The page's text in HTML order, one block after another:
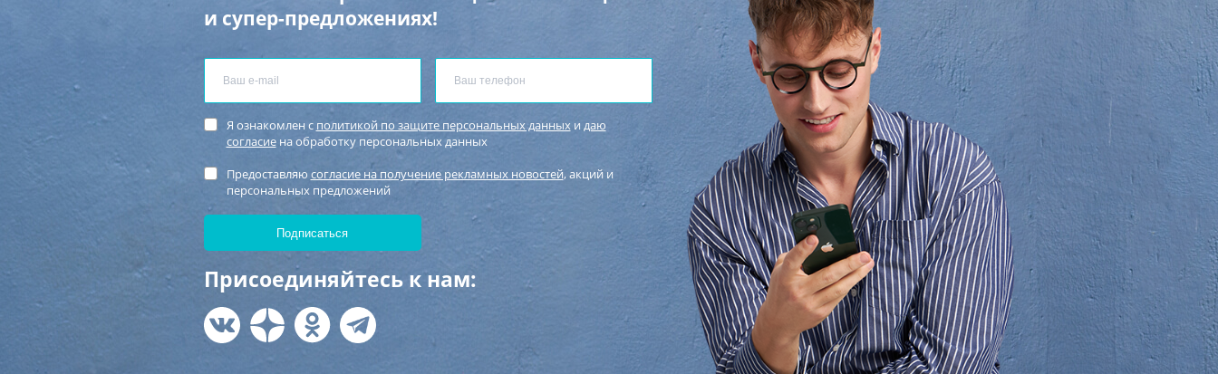
и супер-предложениях!
Я ознакомлен с политикой по защите персональных данных и даю
согласиена обработку персональных данных
Предоставляю согласие на получение рекламных новостей, акций и
персональных предложений
Присоединяйтесь к нам: